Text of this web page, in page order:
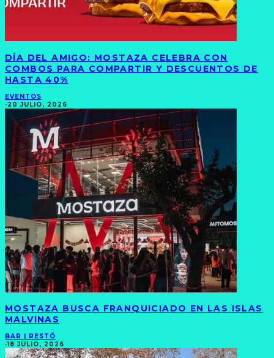
DÍA DEL AMIGO: MOSTAZA CELEBRA CON
COMBOS PARA COMPARTIR Y DESCUENTOS DE
HASTA 40%
EVENTOS
·20 JULIO, 2026
MOSTAZA BUSCA FRANQUICIADO EN LAS ISLAS
MALVINAS
BAR | RESTÓ
·18 JULIO, 2026